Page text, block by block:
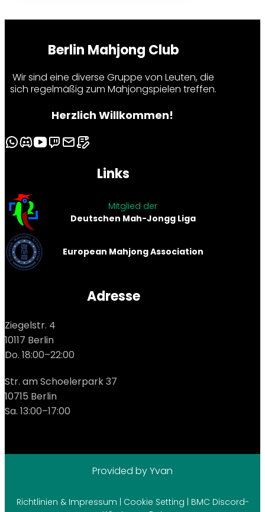
Berlin Mahjong Club
Wir sind eine diverse Gruppe von Leuten, die
sich regelmäßig zum Mahjongspielen treffen.
Herzlich Willkommen!
Links
Mitglied der
Deutschen Mah-Jongg Liga
European Mahjong Association
Adresse
Ziegelstr. 4
10117 Berlin
Do. 18:00–22:00
Str. am Schoelerpark 37
10715 Berlin
Sa. 13:00–17:00
Provided by Yvan
Richtlinien & Impressum | Cookie Setting | BMC Discord-